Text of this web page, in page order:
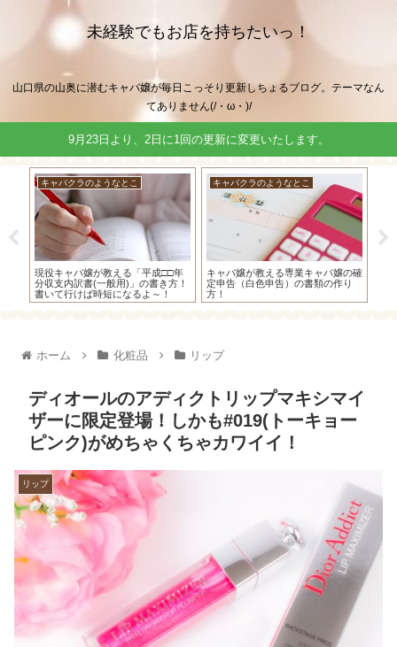
未経験でもお店を持ちたいっ！
山口県の山奥に潜むキャバ嬢が毎日こっそり更新しちょるブログ。テーマなん
てありません(/・ω・)/
9月23日より、2日に1回の更新に変更いたします。
キャバクラのようなとこ
現役キャバ嬢が教える「平成□□年
分収支内訳書(一般用)」の書き方！
書いて行けば時短になるよ～！
キャバクラのようなとこ
キャバ嬢が教える専業キャバ嬢の確
定申告（白色申告）の書類の作り
方！
ホーム 化粧品 リップ
ディオールのアディクトリップマキシマイ
ザーに限定登場！しかも#019(トーキョー
ピンク)がめちゃくちゃカワイイ！
リップ